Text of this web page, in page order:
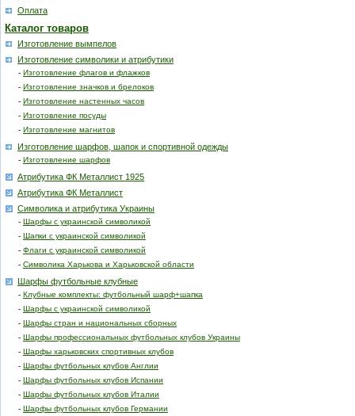
Оплата
Каталог товаров
Изготовление вымпелов
Изготовление символики и атрибутики
- Изготовление флагов и флажков
- Изготовление значков и брелоков
- Изготовление настенных часов
- Изготовление посуды
- Изготовление магнитов
Изготовление шарфов, шапок и спортивной одежды
- Изготовление шарфов
Атрибутика ФК Металлист 1925
Атрибутика ФК Металлист
Символика и атрибутика Украины
- Шарфы с украинской символикой
- Шапки с украинской символикой
- Флаги с украинской символикой
- Символика Харькова и Харьковской области
Шарфы футбольные клубные
- Клубные комплекты: футбольный шарф+шапка
- Шарфы с украинской символикой
- Шарфы стран и национальных сборных
- Шарфы профессиональных футбольных клубов Украины
- Шарфы харьковских спортивных клубов
- Шарфы футбольных клубов Англии
- Шарфы футбольных клубов Испании
- Шарфы футбольных клубов Италии
- Шарфы футбольных клубов Германии